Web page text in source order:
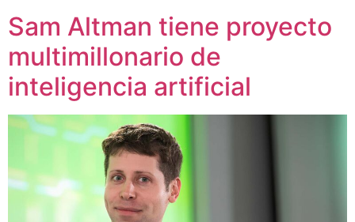
Sam Altman tiene proyecto
multimillonario de
inteligencia artificial